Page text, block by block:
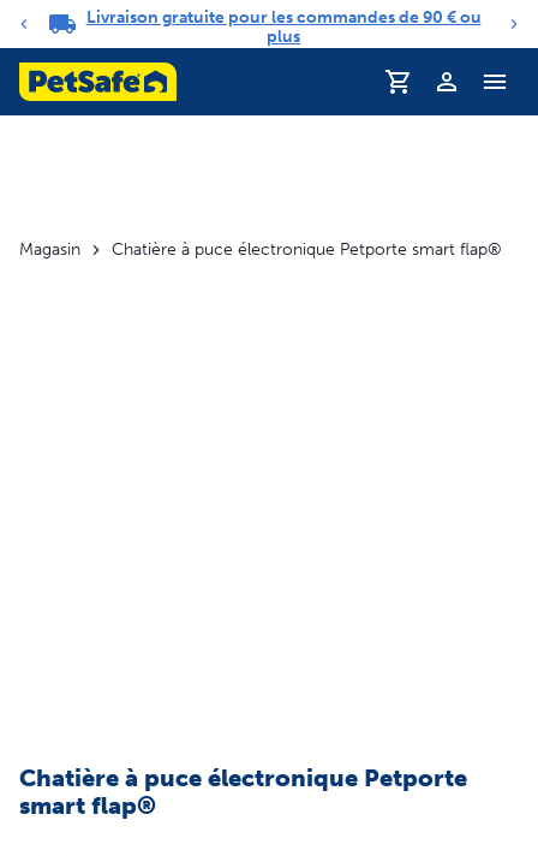
Carrousel de notifications
Livraison gratuite pour les commandes de 90 € ou
plus
Profil
Magasin Chatière à puce électronique Petporte smart flap®
Chatière à puce électronique Petporte
smart flap®